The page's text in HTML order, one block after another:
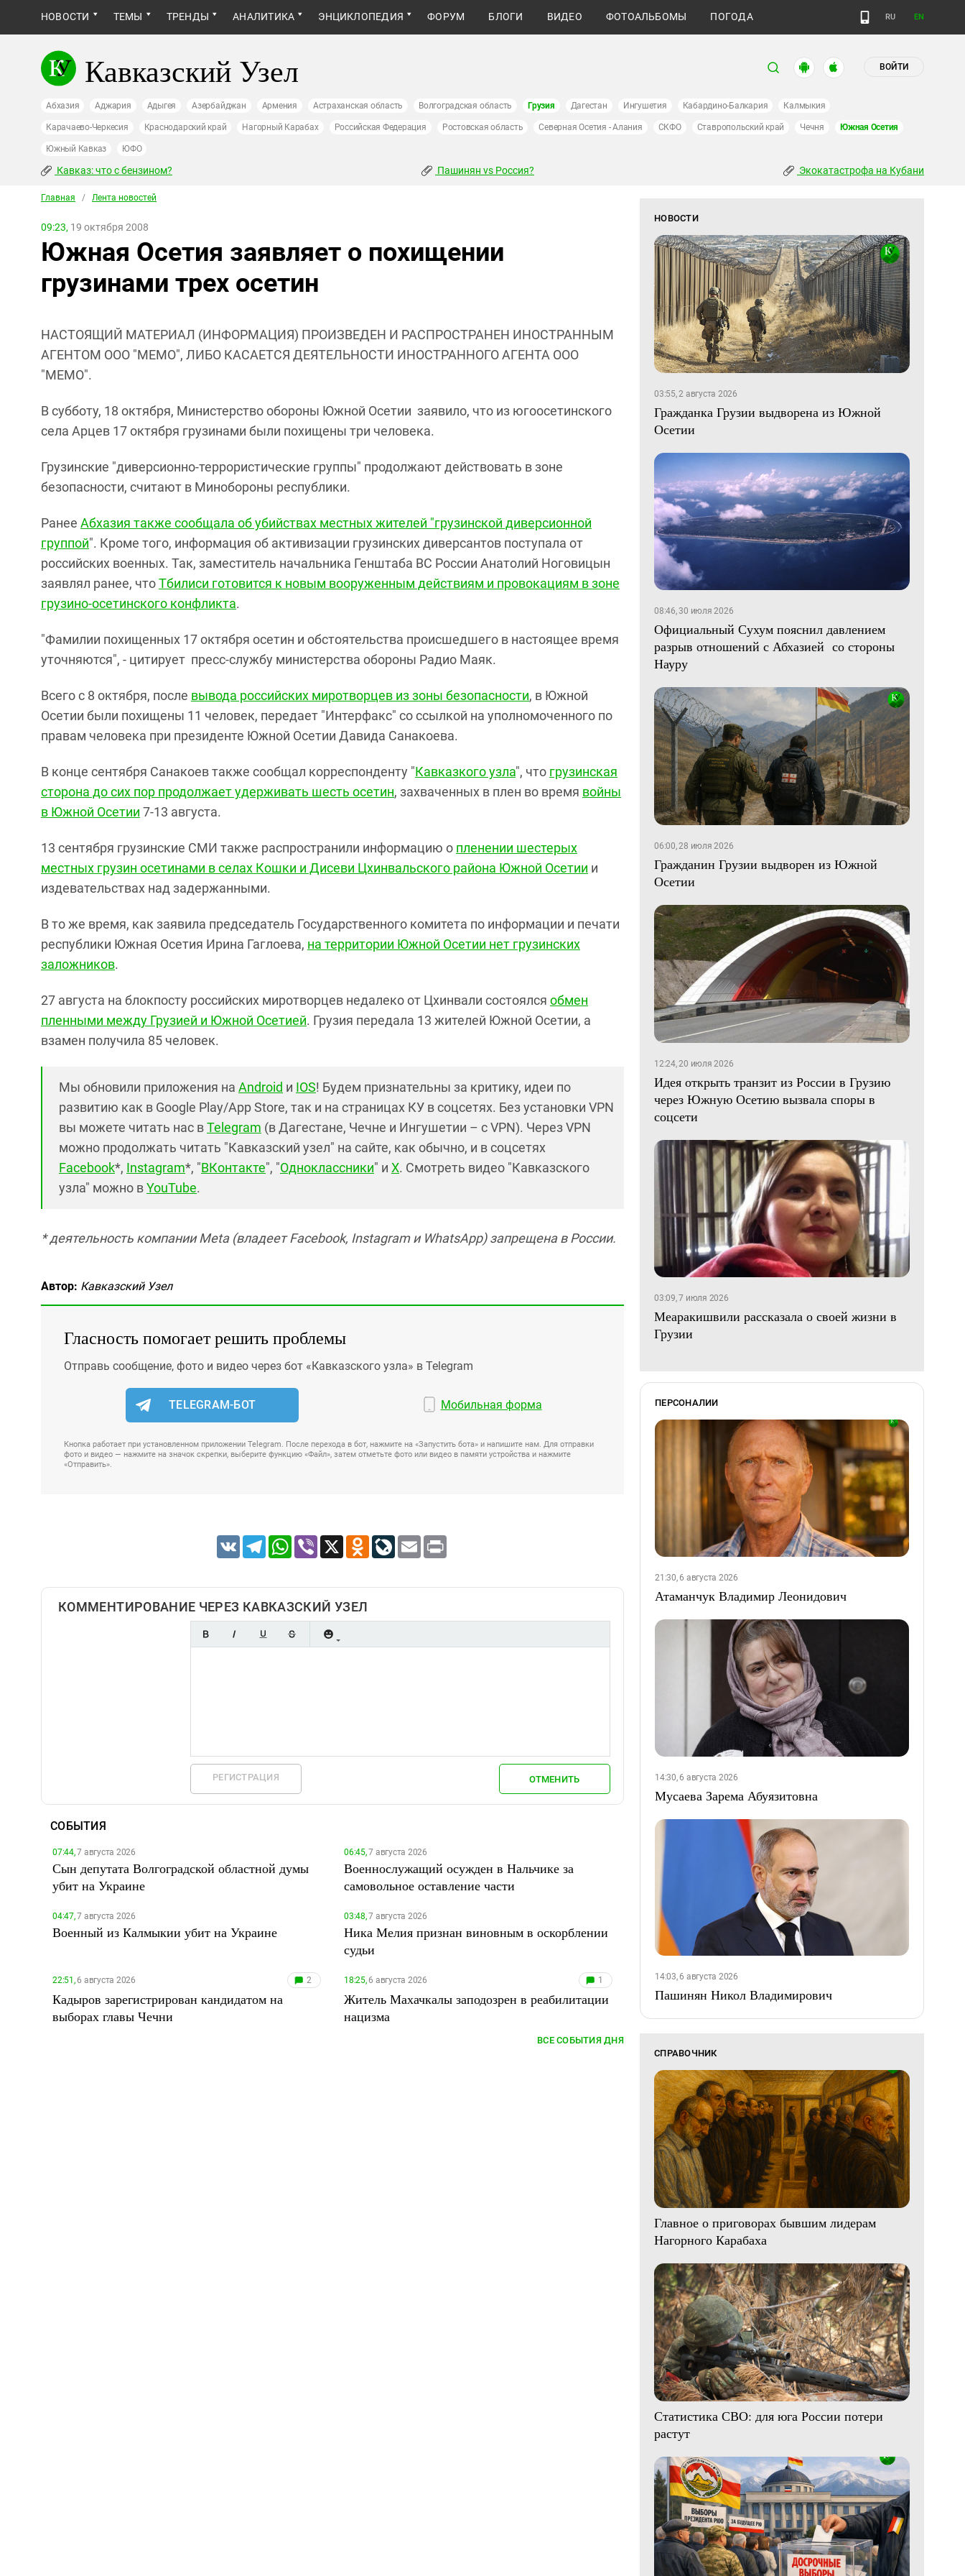
НОВОСТИ ТЕМЫ ТРЕНДЫ АНАЛИТИКА ЭНЦИКЛОПЕДИЯ ФОРУМ БЛОГИ ВИДЕО ФОТОАЛЬБОМЫ ПОГОДА RU EN
Кавказский Узел ВОЙТИ
Абхазия Аджария Адыгея Азербайджан Армения Астраханская область Волгоградская область Грузия Дагестан Ингушетия Кабардино-Балкария Калмыкия
Карачаево-Черкесия Краснодарский край Нагорный Карабах Российская Федерация Ростовская область Северная Осетия - Алания СКФО Ставропольский край Чечня Южная Осетия
Южный Кавказ ЮФО
Кавказ: что с бензином? Пашинян vs Россия? Экокатастрофа на Кубани
Главная / Лента новостей
09:23, 19 октября 2008
Южная Осетия заявляет о похищении
грузинами трех осетин
НАСТОЯЩИЙ МАТЕРИАЛ (ИНФОРМАЦИЯ) ПРОИЗВЕДЕН И РАСПРОСТРАНЕН ИНОСТРАННЫМ
АГЕНТОМ ООО "МЕМО", ЛИБО КАСАЕТСЯ ДЕЯТЕЛЬНОСТИ ИНОСТРАННОГО АГЕНТА ООО
"МЕМО".
В субботу, 18 октября, Министерство обороны Южной Осетии заявило, что из югоосетинского
села Арцев 17 октября грузинами были похищены три человека.
Грузинские "диверсионно-террористические группы" продолжают действовать в зоне
безопасности, считают в Минобороны республики.
Ранее Абхазия также сообщала об убийствах местных жителей "грузинской диверсионной
группой". Кроме того, информация об активизации грузинских диверсантов поступала от
российских военных. Так, заместитель начальника Генштаба ВС России Анатолий Ноговицын
заявлял ранее, чтоТбилиси готовится к новым вооруженным действиям и провокациям в зоне
грузино-осетинского конфликта.
"Фамилии похищенных 17 октября осетин и обстоятельства происшедшего в настоящее время
уточняются", - цитирует пресс-службу министерства обороны Радио Маяк.
Всего с 8 октября, после вывода российских миротворцев из зоны безопасности, в Южной
Осетии были похищены 11 человек, передает "Интерфакс" со ссылкой на уполномоченного по
правам человека при президенте Южной Осетии Давида Санакоева.
В конце сентября Санакоев также сообщал корреспонденту "Кавказкого узла", что грузинская
сторона до сих пор продолжает удерживать шесть осетин, захваченных в плен во время войны
в Южной Осетии 7-13 августа.
13 сентября грузинские СМИ также распространили информацию о пленении шестерых
местных грузин осетинами в селах Кошки и Дисеви Цхинвальского района Южной Осетии и
издевательствах над задержанными.
В то же время, как заявила председатель Государственного комитета по информации и печати
республики Южная Осетия Ирина Гаглоева, на территории Южной Осетии нет грузинских
заложников.
27 августа на блокпосту российских миротворцев недалеко от Цхинвали состоялся обмен
пленными между Грузией и Южной Осетией. Грузия передала 13 жителей Южной Осетии, а
взамен получила 85 человек.
Мы обновили приложения на Android и IOS! Будем признательны за критику, идеи по
развитию как в Google Play/App Store, так и на страницах КУ в соцсетях. Без установки VPN
вы можете читать нас вTelegram (в Дагестане, Чечне и Ингушетии – с VPN). Через VPN
можно продолжать читать "Кавказский узел" на сайте, как обычно, и в соцсетях
Facebook*, Instagram*, "ВКонтакте", "Одноклассники" и X. Смотреть видео "Кавказского
узла" можно вYouTube.
* деятельность компании Meta (владеет Facebook, Instagram и WhatsApp) запрещена в России.
Автор: Кавказский Узел
Гласность помогает решить проблемы
Отправь сообщение, фото и видео через бот «Кавказского узла» в Telegram
TELEGRAM-БОТ Мобильная форма
Кнопка работает при установленном приложении Telegram. После перехода в бот, нажмите на «Запустить бота» и напишите нам. Для отправки
фото и видео — нажмите на значок скрепки, выберите функцию «Файл», затем отметьте фото или видео в памяти устройства и нажмите
«Отправить».
VK TelegramWhatsApp
Viber X Odnoklassniki
LiveJournal
Email
КОММЕНТИРОВАНИЕ ЧЕРЕЗ КАВКАЗСКИЙ УЗЕЛ
РЕГИСТРАЦИЯ ОТМЕНИТЬ
СОБЫТИЯ
07:44,7 августа 2026
Сын депутата Волгоградской областной думы
убит на Украине
06:45,7 августа 2026
Военнослужащий осужден в Нальчике за
самовольное оставление части
04:47,7 августа 2026
Военный из Калмыкии убит на Украине
03:48,7 августа 2026
Ника Мелия признан виновным в оскорблении
судьи
22:51,6 августа 2026 2
Кадыров зарегистрирован кандидатом на
выборах главы Чечни
18:25,6 августа 2026 1
Житель Махачкалы заподозрен в реабилитации
нацизма
ВСЕ СОБЫТИЯ ДНЯ
НОВОСТИ
03:55, 2 августа 2026
Гражданка Грузии выдворена из Южной
Осетии
08:46, 30 июля 2026
Официальный Сухум пояснил давлением
разрыв отношений с Абхазией со стороны
Науру
06:00, 28 июля 2026
Гражданин Грузии выдворен из Южной
Осетии
12:24, 20 июля 2026
Идея открыть транзит из России в Грузию
через Южную Осетию вызвала споры в
соцсети
03:09, 7 июля 2026
Меаракишвили рассказала о своей жизни в
Грузии
ПЕРСОНАЛИИ
21:30, 6 августа 2026
Атаманчук Владимир Леонидович
14:30, 6 августа 2026
Мусаева Зарема Абуязитовна
14:03, 6 августа 2026
Пашинян Никол Владимирович
СПРАВОЧНИК
Главное о приговорах бывшим лидерам
Нагорного Карабаха
Статистика СВО: для юга России потери
растут